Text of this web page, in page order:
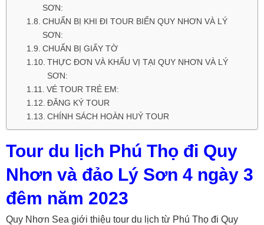
SƠN:
CHUẨN BỊ KHI ĐI TOUR BIỂN QUY NHƠN VÀ LÝ
SƠN:
CHUẨN BỊ GIẤY TỜ
THỰC ĐƠN VÀ KHẨU VỊ TẠI QUY NHƠN VÀ LÝ
SƠN:
VÉ TOUR TRẺ EM:
ĐĂNG KÝ TOUR
CHÍNH SÁCH HOÀN HUỶ TOUR
Tour du lịch Phú Thọ đi Quy
Nhơn và đảo Lý Sơn 4 ngày 3
đêm năm 2023
Quy Nhơn Sea giới thiệu tour du lịch từ Phú Thọ đi Quy